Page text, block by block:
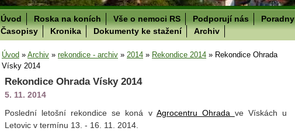
Úvod Roska na koních Vše o nemoci RS Podporují nás Poradny
Časopisy
Kronika Dokumenty ke stažení Archiv
Úvod » Archiv » rekondice - archiv » 2014 » Rekondice 2014 » Rekondice Ohrada
Vísky 2014
Rekondice Ohrada Vísky 2014
5. 11. 2014
Poslední letošní rekondice se koná v Agrocentru Ohrada ve Vískách u
Letovic v termínu 13. - 16. 11. 2014.